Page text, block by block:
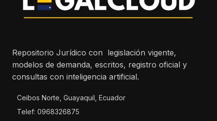
Repositorio Jurídico con legislación vigente,
modelos de demanda, escritos, registro oficial y
consultas con inteligencia artificial.
Ceibos Norte, Guayaquil, Ecuador
Telef: 0968326875